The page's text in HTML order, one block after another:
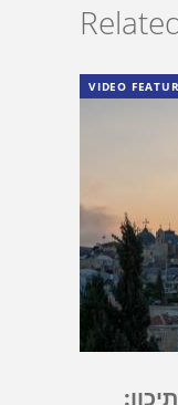
VIDEO